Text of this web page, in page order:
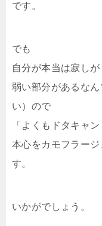
です。
でも
自分が本当は寂しが
弱い部分があるな
い）ので
「よくもドタキャ
本心をカモフラー
す。
いかがでしょう。